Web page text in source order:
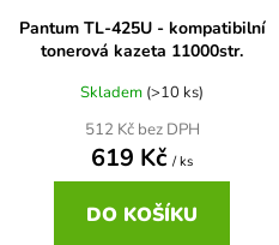
Pantum TL-425U - kompatibilní
tonerová kazeta 11000str.
Skladem (>10 ks)
512 Kč bez DPH
619 Kč / ks
DO KOŠÍKU